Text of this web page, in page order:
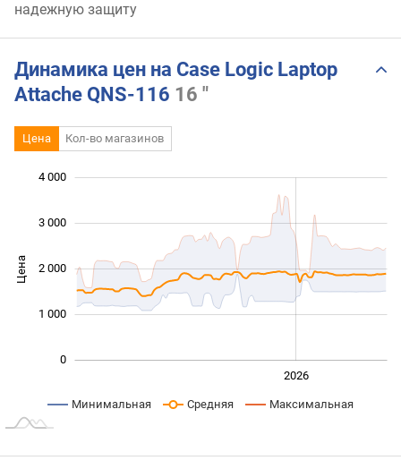
надежную защиту
Динамика цен на Case Logic Laptop
Attache QNS-116 16 "
Цена Кол-во магазинов
Цена 1 000
0
1 000
2 000
3 000
4 000
2026
Минимальная Средняя Максимальная